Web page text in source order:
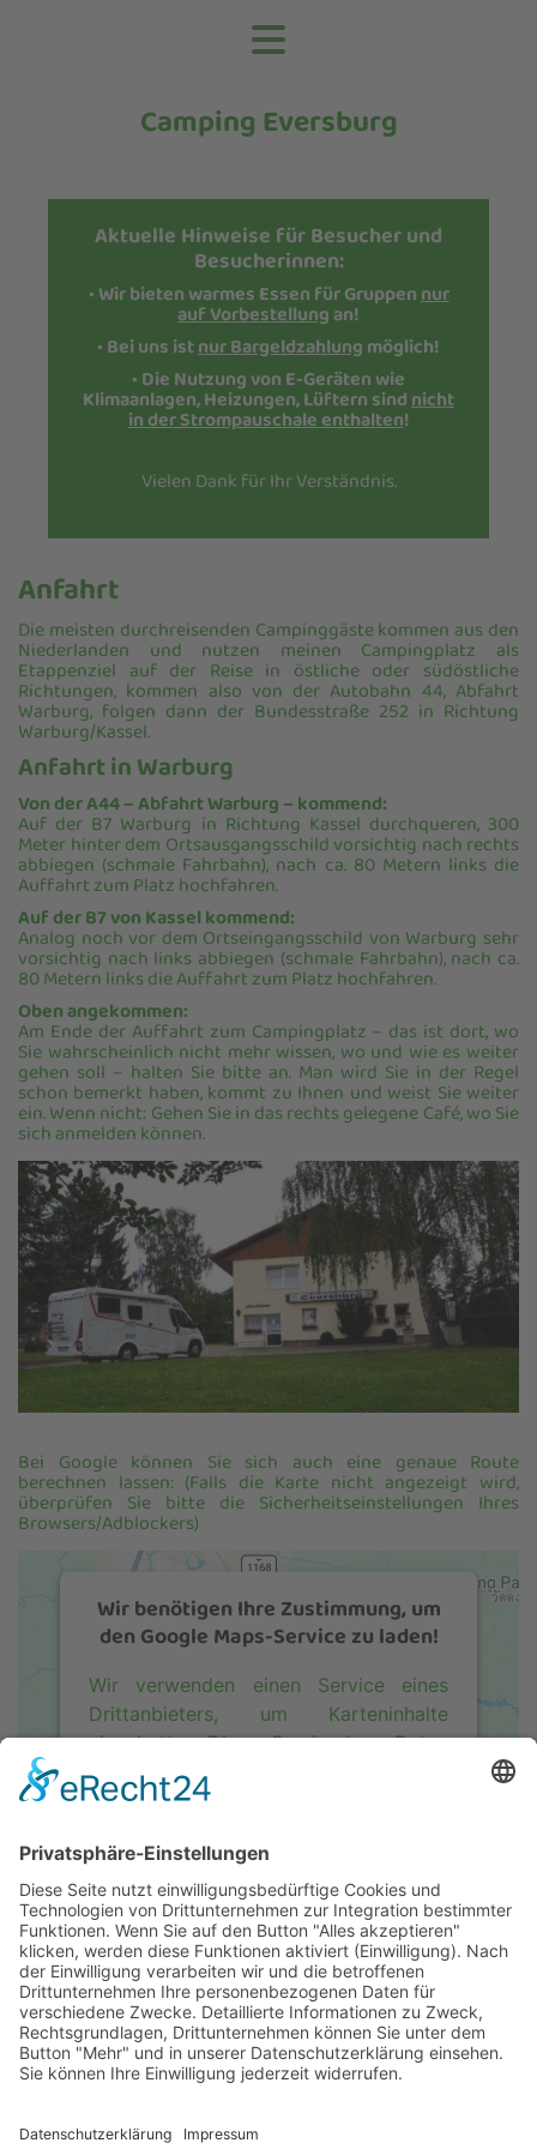
Camping Eversburg
Aktuelle Hinweise für Besucher und
Besucherinnen:
•Wir bieten warmes Essen für Gruppennur
auf Vorbestellungan!
• Bei uns istnur Bargeldzahlungmöglich!
• Die Nutzung von E-Geräten wie
Klimaanlagen, Heizungen, Lüftern sindnicht
in der Strompauschale enthalten!
Vielen Dank für Ihr Verständnis.
Anfahrt
Die meisten durchreisenden Campinggäste kommen aus den
Niederlanden und nutzen meinen Campingplatz als
Etappenziel auf der Reise in östliche oder südöstliche
Richtungen, kommen also von der Autobahn 44, Abfahrt
Warburg, folgen dann der Bundesstraße 252 in Richtung
Warburg/Kassel.
Anfahrt in Warburg
Von der A44 – Abfahrt Warburg – kommend:
Auf der B7 Warburg in Richtung Kassel durchqueren, 300
Meter hinter dem Ortsausgangsschild vorsichtig nach rechts
abbiegen (schmale Fahrbahn), nach ca. 80 Metern links die
Auffahrt zum Platz hochfahren.
Auf der B7 von Kassel kommend:
Analog noch vor dem Ortseingangsschild von Warburg sehr
vorsichtig nach links abbiegen (schmale Fahrbahn), nach ca.
80 Metern links die Auffahrt zum Platz hochfahren.
Oben angekommen:
Am Ende der Auffahrt zum Campingplatz – das ist dort, wo
Sie wahrscheinlich nicht mehr wissen, wo und wie es weiter
gehen soll – halten Sie bitte an. Man wird Sie in der Regel
schon bemerkt haben, kommt zu Ihnen und weist Sie weiter
ein. Wenn nicht: Gehen Sie in das rechts gelegene Café, wo Sie
sich anmelden können.
Bei Google können Sie sich auch eine genaue Route
berechnen lassen: (Falls die Karte nicht angezeigt wird,
überprüfen Sie bitte die Sicherheitseinstellungen Ihres
Browsers/Adblockers)
Wir benötigen Ihre Zustimmung, um
den Google Maps-Service zu laden!
Wir verwenden einen Service eines
Drittanbieters, um Karteninhalte
einzubetten. Dieser Service kann Daten
zu Ihren Aktivitäten sammeln. Bitte
lesen Sie die Details durch und
zu, um diese Karte anzuzeigen.
Mehr Informationen
Akzeptieren
powered byUsercentrics Consent
Management Platform&